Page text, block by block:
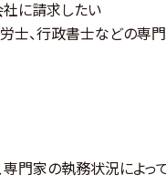
に請求したい
士、行政書士などの専門
門家の執務状況によっ